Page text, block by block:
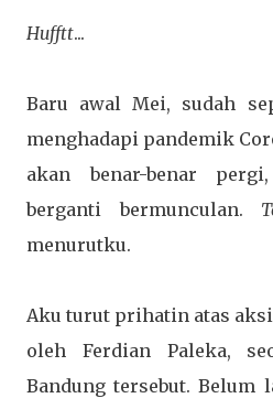
Hufftt...
Baru awal Mei, sudah
menghadapi pandemik
akan benar-benar
berganti bermunculan.
menurutku.
Aku turut prihatin atas aksi
oleh Ferdian Paleka,
Bandung tersebut. Belum